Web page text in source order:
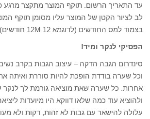
עד התאריך הרשום. תוקף המוצר מתקצר מרגע
לב לציור הקטן של המוצר עליו מסומן תוקף
בצמוד למס החודשים (לדוגמא 12M 12 חודשים)
הפסיקי לנקר ומיד!
סינדרום הגבה הדקה – עיצוב הגבות בקרב
וכל שערה בודדת הופכת להיות סוררת ואיתה
אחרות. כל שערה שאת מוציאה גורמת לך לנקר
ולהוציא עוד כמה שלאו דווקא היו מיועדות
עלולה להישאר עם גבות לא זהות, דקות ולא